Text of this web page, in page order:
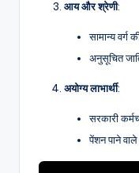
आयऔरश्रेणी:
सामान्य वर्ग
अनुसूचित
अयोग्यलाभार्थी:
सरकारी
पेंशन पाने वाले